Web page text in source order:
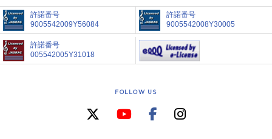
許諾番号
9005542009Y56084
許諾番号
9005542008Y30005
許諾番号
005542005Y31018
FOLLOW US